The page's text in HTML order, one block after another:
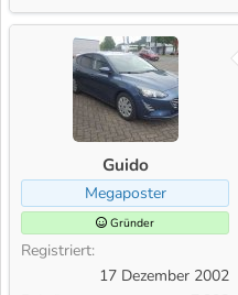
Guido
Megaposter
Gründer
Registriert
17 Dezember 2002